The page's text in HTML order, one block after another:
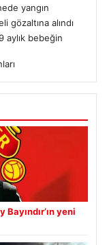
yangın
gözaltına alındı
aylık bebeğin
yeni